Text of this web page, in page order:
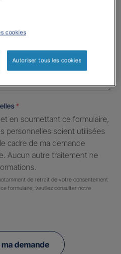
(facultatif)
*
en soumettant ce formulaire,
personnelles soient utilisées
cadre de ma demande
Aucun autre traitement ne
de retrait de votre consentement
formulaire, veuillez consulter notre
demande
cookies
Autoriser tous les cookies